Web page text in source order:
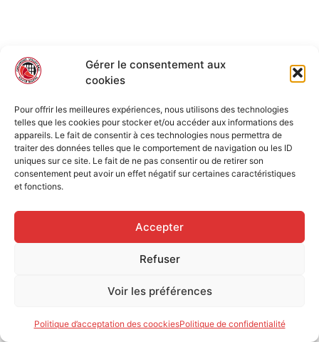
Gérer le consentement aux
cookies
Pour offrir les meilleures expériences, nous utilisons des technologies
telles que les cookies pour stocker et/ou accéder aux informations des
appareils. Le fait de consentir à ces technologies nous permettra de
traiter des données telles que le comportement de navigation ou les ID
uniques sur ce site. Le fait de ne pas consentir ou de retirer son
consentement peut avoir un effet négatif sur certaines caractéristiques
et fonctions.
Accepter
Refuser
Voir les préférences
Politique d’acceptation des coockiesPolitique de confidentialité